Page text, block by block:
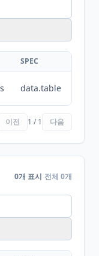
SPEC
data.table
이전 1 / 1 다음
0개 표시 전체 0개